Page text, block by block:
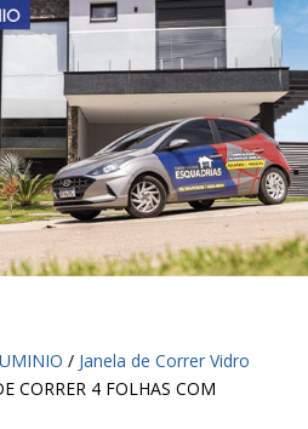
/ Janela de Correr Vidro
CORRER 4 FOLHAS COM